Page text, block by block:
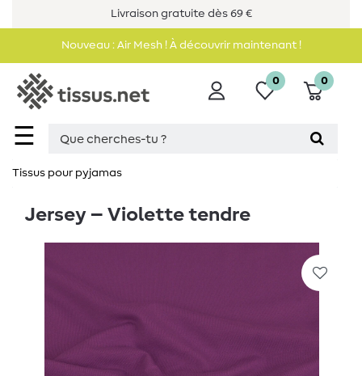
Livraison gratuite dès 69 €
Nouveau : Air Mesh ! À découvrir maintenant !
☰
0 0
Tissus pour pyjamas
Jersey – Violette tendre